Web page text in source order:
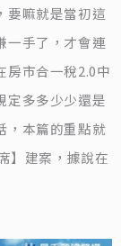
要嘛就是當初這
一手了，才會連
房市合一稅2.0中
定多多少少還是
，本篇的重點就
】建案，據說在